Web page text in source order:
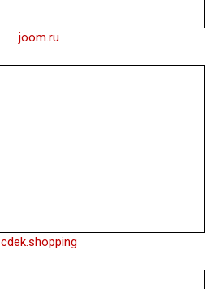
joom.ru
cdek.shopping